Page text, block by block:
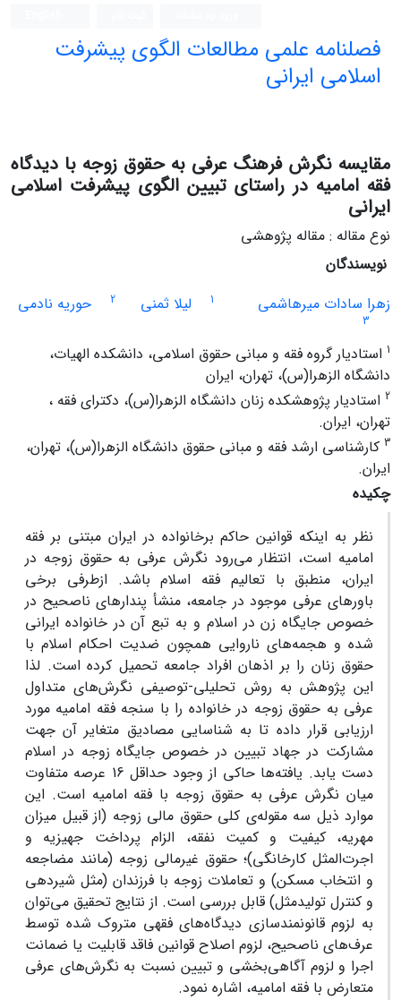
فصلنامه علمی مطالعات الگوی پیشرفت
اسلامی ایرانی
مقایسه نگرش فرهنگ عرفی به حقوق زوجه با دیدگاه
فقه امامیه در راستای تبیین الگوی پیشرفت اسلامی
ایرانی
نوع مقاله : مقاله پژوهشی
نویسندگان
زهرا سادات میرهاشمی
1 لیلا ثمنی 2 حوریه نادمی
3
1 استادیار گروه فقه و مبانی حقوق اسلامی، دانشکده الهیات،
دانشگاه الزهرا(س)، تهران، ایران
2 استادیار پژوهشکده زنان دانشگاه الزهرا(س)، دکترای فقه ،
تهران، ایران.
3 کارشناسی ارشد فقه و مبانی حقوق دانشگاه الزهرا(س)، تهران،
ایران.
چکیده
نظر به اینکه قوانین حاکم برخانواده در ایران مبتنی بر فقه
امامیه است، انتظار می‌رود نگرش عرفی به حقوق زوجه در
ایران، منطبق با تعالیم فقه اسلام باشد. ازطرفی برخی
باورهای عرفی موجود در جامعه، منشأ پندارهای ناصحیح در
خصوص جایگاه زن در اسلام و به تبع آن در خانواده ایرانی
شده و هجمه‌های ناروایی همچون ضدیت احکام اسلام با
حقوق زنان را بر اذهان افراد جامعه تحمیل کرده است. لذا
این پژوهش به روش تحلیلی-توصیفی نگرش‌های متداول
عرفی به حقوق زوجه در خانواده را با سنجه فقه امامیه مورد
ارزیابی قرار داده تا به شناسایی مصادیق متغایر آن جهت
مشارکت در جهاد تبیین در خصوص جایگاه زوجه در اسلام
دست یابد. یافته‌ها حاکی از وجود حداقل 16 عرصه متفاوت
میان نگرش عرفی به حقوق زوجه با فقه امامیه است. این
موارد ذیل سه مقوله‌ی کلی حقوق مالی زوجه (از قبیل میزان
مهریه، کیفیت و کمیت نفقه، الزام پرداخت جهیزیه و
اجرت‌المثل کارخانگی)؛ حقوق غیرمالی زوجه (مانند مضاجعه
و انتخاب مسکن) و تعاملات زوجه با فرزندان (مثل شیردهی
و کنترل تولیدمثل) قابل بررسی است. از نتایج تحقیق می‌‌توان
به لزوم قانونمندسازی دیدگاه‌های فقهی متروک ‌شده توسط
عرف‌های ناصحیح، لزوم اصلاح قوانین فاقد قابلیت یا ضمانت
اجرا و لزوم آگاهی‌بخشی و تبیین نسبت به نگرش‌های عرفی
متعارض با فقه امامیه، اشاره نمود.